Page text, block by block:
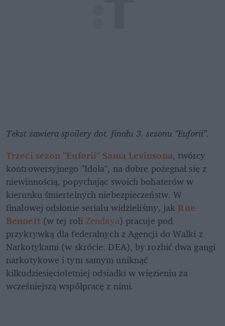
Tekst zawiera spoilery dot. finału 3. sezonu "Euforii".
Trzeci sezon "Euforii" Sama Levinsona, twórcy
kontrowersyjnego "Idola", na dobre pożegnał się z
niewinnością, popychając swoich bohaterów w
kierunku śmiertelnych niebezpieczeństw. W
finałowej odsłonie serialu widzieliśmy, jak Rue
Bennett (w tej roli Zendaya) pracuje pod
przykrywką dla federalnych z Agencji do Walki z
Narkotykami (w skrócie: DEA), by rozbić dwa gangi
narkotykowe i tym samym uniknąć
kilkudziesięcioletniej odsiadki w więzieniu za
wcześniejszą współpracę z nimi.